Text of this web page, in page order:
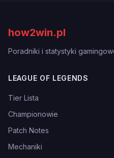
how2win.pl
Poradniki i statystyki
LEAGUE OF LEGENDS
Tier Lista
Championowie
Patch Notes
Mechaniki